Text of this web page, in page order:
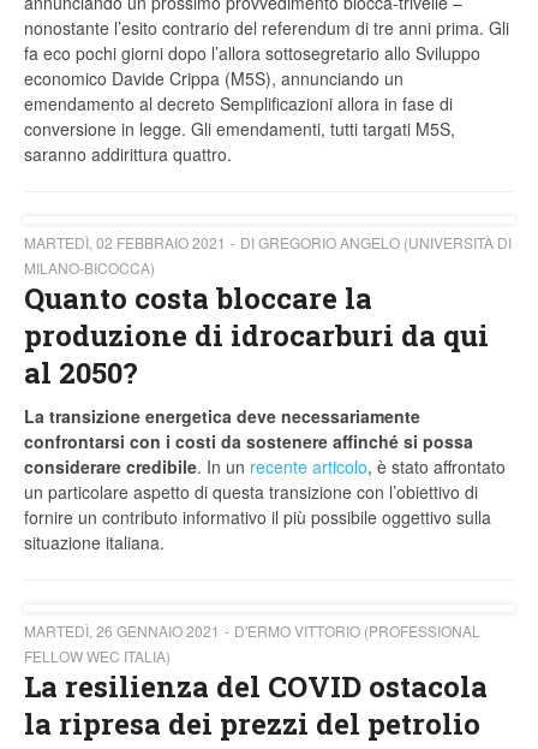
nonostante l’esito contrario del referendum di tre anni prima. Gli
fa eco pochi giorni dopo l’allora sottosegretario allo Sviluppo
economico Davide Crippa (M5S), annunciando un
emendamento al decreto Semplificazioni allora in fase di
conversione in legge. Gli emendamenti, tutti targati M5S,
saranno addirittura quattro.
MARTEDÌ, 02 FEBBRAIO 2021
DI GREGORIO ANGELO (UNIVERSITÀ DI
MILANO-BICOCCA)
Quanto costa bloccare la
produzione di idrocarburi da qui
al 2050?
La transizione energetica deve necessariamente
confrontarsi con i costi da sostenere affinché si possa
considerare credibile. In un recente articolo, è stato affrontato
un particolare aspetto di questa transizione con l’obiettivo di
fornire un contributo informativo il più possibile oggettivo sulla
situazione italiana.
MARTEDÌ, 26 GENNAIO 2021
D'ERMO VITTORIO (PROFESSIONAL
FELLOW WEC ITALIA)
La resilienza del COVID ostacola
la ripresa dei prezzi del petrolio